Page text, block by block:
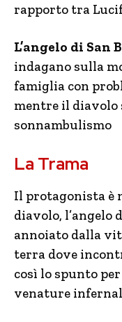
rapporto tra
L’angelo di San
indagano sulla
famiglia con
mentre il diavolo
sonnambulismo
La Trama
Il protagonista è
diavolo, l’angelo
annoiato dalla
terra dove
così lo spunto
venature